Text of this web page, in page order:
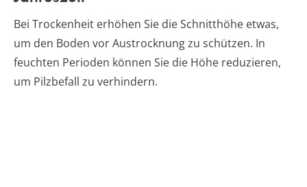
Bei Trockenheit erhöhen Sie die Schnitthöhe etwas,
um den Boden vor Austrocknung zu schützen. In
feuchten Perioden können Sie die Höhe reduzieren,
um Pilzbefall zu verhindern.